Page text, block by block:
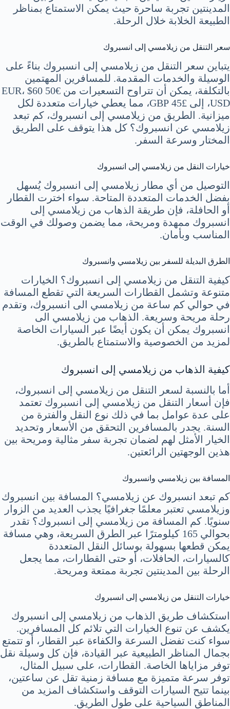
المدينتين تجربة ساحرة حيث يمكن الاستمتاع بمناظر
الطبيعة الخلابة خلال الرحلة.
سعر التنقل من زيلامسي إلى انسبروك
يتباين سعر التنقل من زيلامسي إلى انسبروك بناءً على
الوسيلة والخدمات المقدمة. للمسافرين المهتمين
بالتكلفة، يمكن أن تتراوح التسعيرات من €50 EUR، $60
USD، إلى £45 GBP، مما يعطي خيارات متعددة لكل
ميزانية. الطريق من زيلامسي إلى انسبروك، كم تبعد
زيلامسي عن انسبروك؟ كل هذا يتوقف على الطريق
المختار وسرعة السفر.
خيارات النقل من زيلامسي إلى انسبروك
التوصيل من أي مطار زيلامسي إلى انسبروك يُسهل
بفضل الخدمات المتعددة المتاحة. سواء اخترت القطار
أو الحافلة، فإن طريقة الذهاب من زيلامسي إلى
انسبروك ممهدة ومريحة، مما يضمن وصولك في الوقت
المناسب وبأمان.
الطرق البديلة للسفر بين زيلامسي وانسبروك
كيفية التنقل من زيلامسي إلى انسبروك؟ الخيارات
متنوعة وتشمل القطارات السريعة التي تقطع المسافة
في حوالي كم ساعة من زيلامسي الى انسبروك، وتقدم
رحلة مريحة وسريعة. الذهاب من زيلامسي الى
انسبروك يمكن أن يكون أيضًا عبر السيارات الخاصة
لمزيد من الخصوصية والاستمتاع بالطريق.
كيفية الذهاب من زيلامسي إلى انسبروك
أما بالنسبة لسعر التنقل من زيلامسي إلى انسبروك،
فإن أسعار التنقل من زيلامسي إلى انسبروك تعتمد
على عدة عوامل بما في ذلك نوع النقل والفترة من
السنة. يجدر بالمسافرين التحقق من الأسعار وتحديد
الخيار الأمثل لهم لضمان تجربة سفر مثالية ومريحة بين
هذين الوجهتين الرائعتين.
المسافة بين زيلامسي وانسبروك
كم تبعد انسبروك عن زيلامسي؟ المسافة بين انسبروك
وزيلامسي تعتبر معلمًا جغرافيًا يجذب العديد من الزوار
سنويًا. كم المسافة من زيلامسي إلى انسبروك؟ تقدر
بحوالي 165 كيلومترًا عبر الطرق السريعة، وهي مسافة
يمكن قطعها بسهولة بوسائل النقل المتعددة
كالسيارات، الحافلات، أو حتى القطارات، مما يجعل
الرحلة بين المدينتين تجربة ممتعة ومريحة.
خيارات التنقل من زيلامسي إلى انسبروك
استكشاف طريق الذهاب من زيلامسي إلى انسبروك
يكشف عن تنوع الخيارات التي تلائم كل المسافرين.
سواء كنت تفضل السرعة والكفاءة عبر القطار، أو تتمتع
بجمال المناظر الطبيعية عبر القيادة، فإن كل وسيلة نقل
توفر مزاياها الخاصة. القطارات، على سبيل المثال،
توفر سرعة متميزة مع مسافة زمنية تقل عن ساعتين،
بينما تتيح السيارات التوقف واستكشاف المزيد من
المناطق السياحية على طول الطريق.